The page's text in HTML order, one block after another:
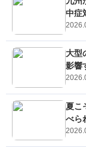
中症
大型
影響
夏こ
べら